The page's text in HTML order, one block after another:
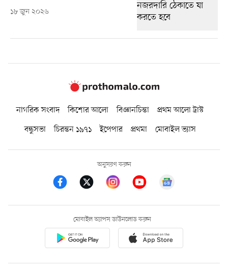
১৮ জুন ২০২৬
নাগরিক সংবাদ কিশোর আলো বিজ্ঞানচিন্তা
প্রথম আলো ট্রাস্ট
বন্ধুসভা
চিরন্তন ১৯৭১ ইপেপার প্রথমা মোবাইল ভ্যাস
অনুসরণ করুন
মোবাইল অ্যাপস ডাউনলোড করুন